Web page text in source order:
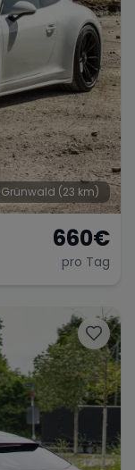
Grünwald (23 km)
660€
pro Tag